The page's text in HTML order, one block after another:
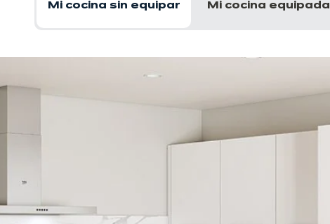
Mi cocina sin equipar Mi cocina equipada